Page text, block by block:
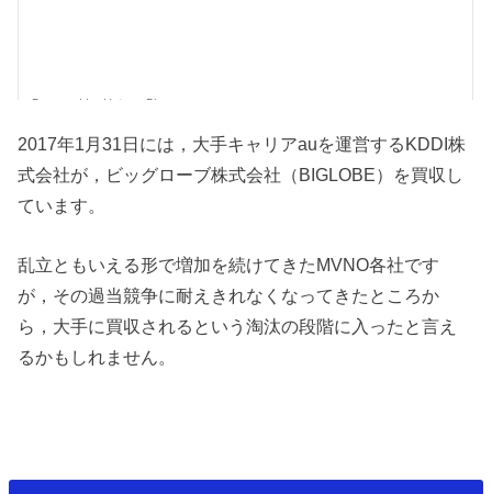
2017年1月31日には，大手キャリアauを運営するKDDI株
式会社が，ビッグローブ株式会社（BIGLOBE）を買収し
ています。
乱立ともいえる形で増加を続けてきたMVNO各社です
が，その過当競争に耐えきれなくなってきたところか
ら，大手に買収されるという淘汰の段階に入ったと言え
るかもしれません。